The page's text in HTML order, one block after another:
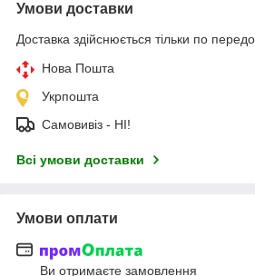
Умови доставки
Доставка здійснюється тільки по
Нова Пошта
Укрпошта
Самовивіз - НІ!
Всі умови доставки
Умови оплати
Ви отримаєте замовлення